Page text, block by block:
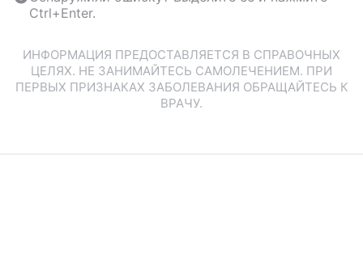
Ctrl+Enter.
ИНФОРМАЦИЯ ПРЕДОСТАВЛЯЕТСЯ В СПРАВОЧНЫХ
ЦЕЛЯХ. НЕ ЗАНИМАЙТЕСЬ САМОЛЕЧЕНИЕМ. ПРИ
ПЕРВЫХ ПРИЗНАКАХ ЗАБОЛЕВАНИЯ ОБРАЩАЙТЕСЬ К
ВРАЧУ.